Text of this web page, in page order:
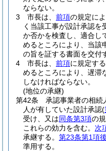
ならない。
3
市長は、 前項の規定に
く当該工事が設計承認を
か否かを検査し、適合し
めるところにより、当該
の旨を証する書面を交付
4
市長は、 前項に規定す
めるところにより、遅滞
しなければならない。
(地位の承継)
第42条
承認事業者の相続
人が有していた設計承認(
受け、又は同条第3項の
これらの効力を含む。 次
承継する。 第23条第1項
準用する。